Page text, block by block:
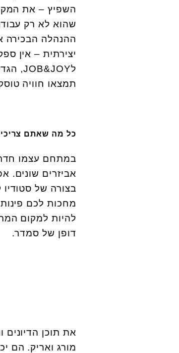
השפיץ – את
שהוא לא רק
ההנהלה הבכירה
יצירתית – אין
לJOB&JOY
,
תמצאו חוויה
כל מה שאתם
במתחם עצמו
אביזרים שונים.
בצורה של
מחכות לכם
להיות למקום
דופן של סמדר.
את תוכן
מורג ואריק. הם